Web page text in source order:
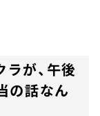
が、午後
の話なん